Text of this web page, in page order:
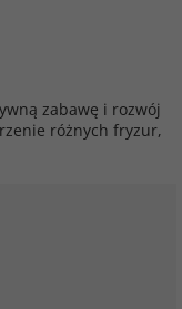
zabawę i rozwój
różnych fryzur,